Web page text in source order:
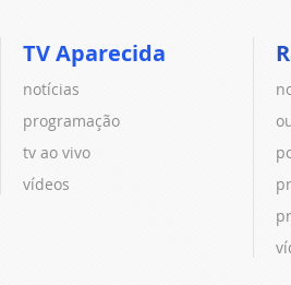
TV Aparecida
notícias
programação
tv ao vivo
vídeos